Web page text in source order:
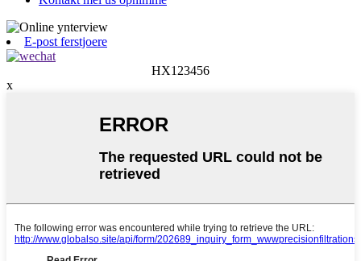
E-post ferstjoere
HX123456
x